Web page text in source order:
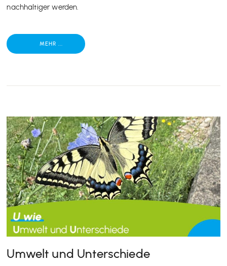
nachhaltiger werden.
MEHR ...
Umwelt und Unterschiede